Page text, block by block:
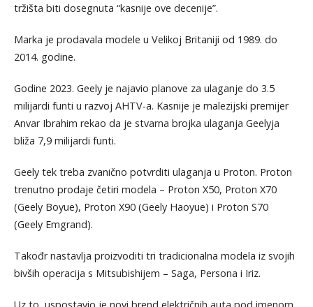
tržišta biti dosegnuta “kasnije ove decenije”.
Marka je prodavala modele u Velikoj Britaniji od 1989. do
2014. godine.
Godine 2023. Geely je najavio planove za ulaganje do 3.5
milijardi funti u razvoj AHTV-a. Kasnije je malezijski premijer
Anvar Ibrahim rekao da je stvarna brojka ulaganja Geelyja
bliža 7,9 milijardi funti.
Geely tek treba zvanično potvrditi ulaganja u Proton. Proton
trenutno prodaje četiri modela – Proton X50, Proton X70
(Geely Boyue), Proton X90 (Geely Haoyue) i Proton S70
(Geely Emgrand).
Takođr nastavlja proizvoditi tri tradicionalna modela iz svojih
bivših operacija s Mitsubishijem – Saga, Persona i Iriz.
Uz to, uspostavio je novi brend električnih auta pod imenom